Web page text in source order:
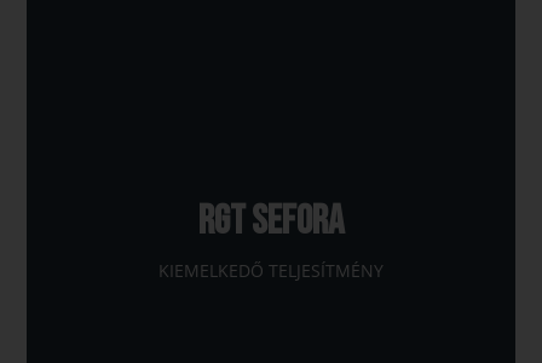
RGT SEFORA
KIEMELKEDŐ TELJESÍTMÉNY